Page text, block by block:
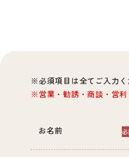
必須項目は全てご入力く
営業・勧誘・商談・営
お名前